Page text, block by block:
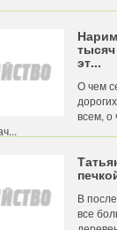
эт...
О чем
всем, о
В
все